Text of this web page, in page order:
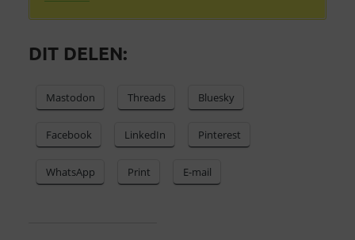
DIT DELEN:
Mastodon Threads Bluesky
Facebook LinkedIn Pinterest
WhatsApp Print E-mail